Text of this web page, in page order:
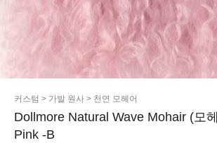
커스텀 > 가발 원사 > 천연 모헤어
Dollmore Natural Wave Mohair (모
Pink -B